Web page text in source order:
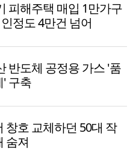
피해주택 매입 1만가구
정도 4만건 넘어
반도체 공정용 가스 '품
' 구축
창호 교체하던 50대 작
숨져